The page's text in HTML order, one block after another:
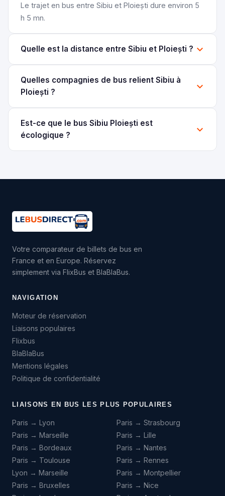
Le trajet en bus entre Sibiu et Ploiești dure environ 5
h 5 mn.
Quelle est la distance entre Sibiu et Ploiești ?
Quelles compagnies de bus relient Sibiu à
Ploiești ?
Est-ce que le bus Sibiu Ploiești est
écologique ?
Votre comparateur de billets de bus en
France et en Europe. Réservez
simplement via FlixBus et BlaBlaBus.
NAVIGATION
Moteur de réservation
Liaisons populaires
Flixbus
BlaBlaBus
Mentions légales
Politique de confidentialité
LIAISONS EN BUS LES PLUS POPULAIRES
Paris → Lyon
Paris → Marseille
Paris → Bordeaux
Paris → Toulouse
Lyon → Marseille
Paris → Bruxelles
Paris → Strasbourg
Paris → Lille
Paris → Nantes
Paris → Rennes
Paris → Montpellier
Paris → Nice